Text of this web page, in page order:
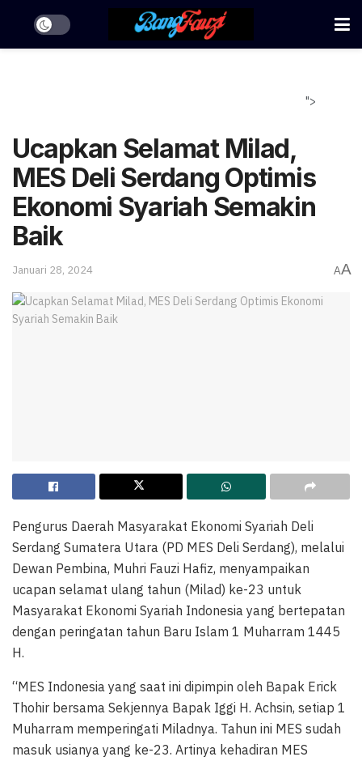
">
Ucapkan Selamat Milad,
MES Deli Serdang Optimis
Ekonomi Syariah Semakin
Baik
Januari 28, 2024 AA
Pengurus Daerah Masyarakat Ekonomi Syariah Deli
Serdang Sumatera Utara (PD MES Deli Serdang), melalui
Dewan Pembina, Muhri Fauzi Hafiz, menyampaikan
ucapan selamat ulang tahun (Milad) ke-23 untuk
Masyarakat Ekonomi Syariah Indonesia yang bertepatan
dengan peringatan tahun Baru Islam 1 Muharram 1445
H.
“MES Indonesia yang saat ini dipimpin oleh Bapak Erick
Thohir bersama Sekjennya Bapak Iggi H. Achsin, setiap 1
Muharram memperingati Miladnya. Tahun ini MES sudah
masuk usianya yang ke-23. Artinya kehadiran MES